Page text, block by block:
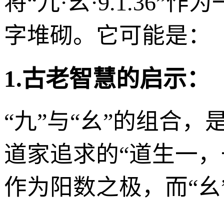
字堆砌。它可能是：
1.古老智慧的启示：
“九”与“幺”的组合，
道家追求的“道生一
作为阳数之极，而“